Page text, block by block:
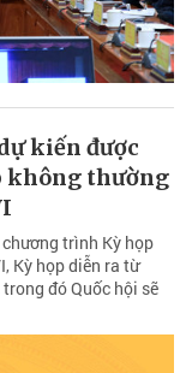
kiến được
không thường
trình Kỳ họp
Kỳ họp diễn ra từ
đó Quốc hội sẽ